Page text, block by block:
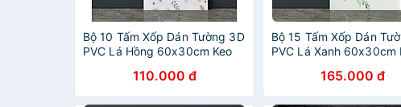
Bộ 10 Tấm Xốp Dán Tường 3D
PVC Lá Hồng 60x30cm Keo
Sang trọng110.000 đ
Bộ 15 Tấm Xốp Dán
PVC Lá Xanh 60x30cm
Sang trọng165.000 đ